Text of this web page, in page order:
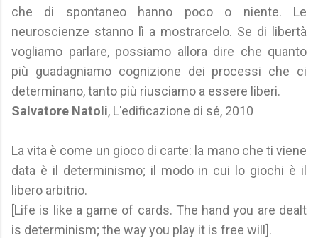
che di spontaneo hanno poco o niente. Le
neuroscienze stanno lì a mostrarcelo. Se di libertà
vogliamo parlare, possiamo allora dire che quanto
più guadagniamo cognizione dei processi che ci
determinano, tanto più riusciamo a essere liberi.
Salvatore Natoli, L'edificazione di sé, 2010
La vita è come un gioco di carte: la mano che ti viene
data è il determinismo; il modo in cui lo giochi è il
libero arbitrio.
[Life is like a game of cards. The hand you are dealt
is determinism; the way you play it is free will].